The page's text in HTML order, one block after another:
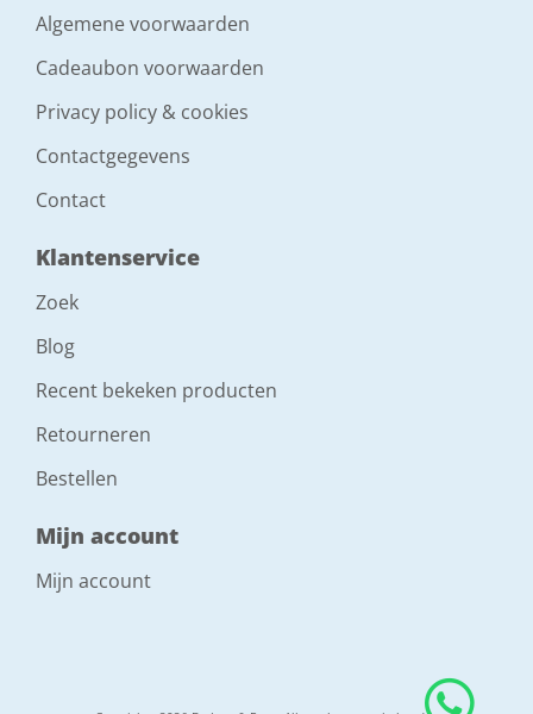
Algemene voorwaarden
Cadeaubon voorwaarden
Privacy policy & cookies
Contactgegevens
Contact
Klantenservice
Zoek
Blog
Recent bekeken producten
Retourneren
Bestellen
Mijn account
Mijn account